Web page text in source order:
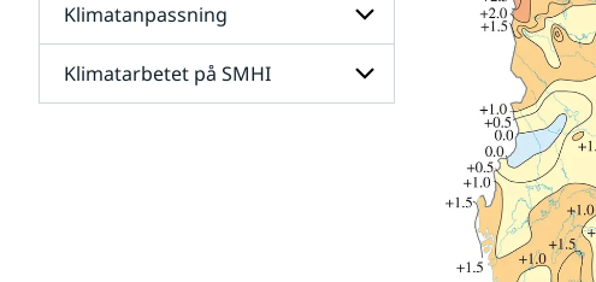
Undersidor
för
Framtidens
klimat
Klimatanpassning
Undersidor
för
Klimatanpassning
Klimatarbetet på SMHI
Klimatarbetet